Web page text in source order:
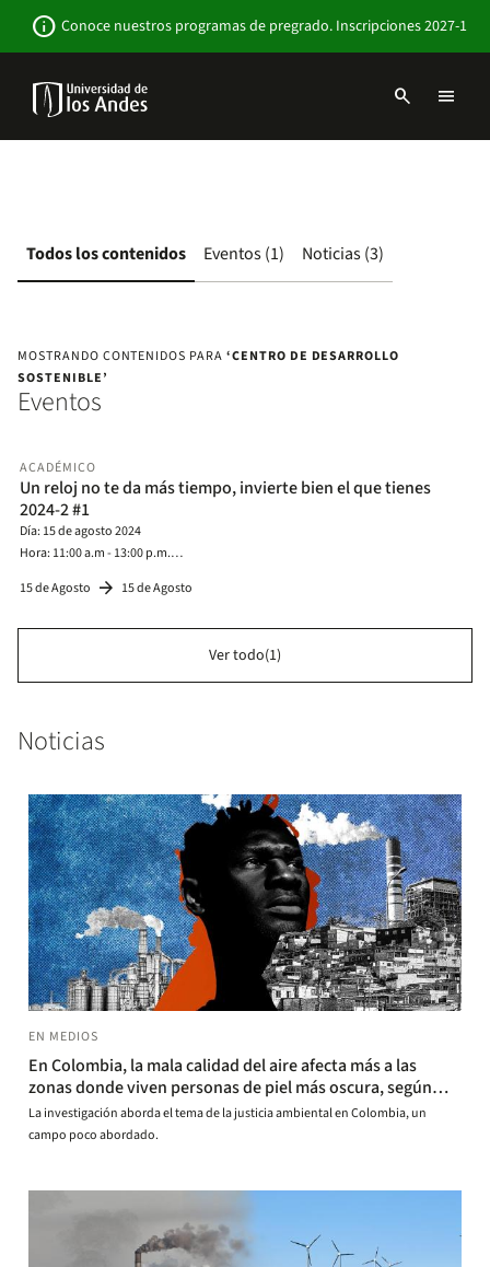
contenido
info Conoce nuestros programas de pregrado. Inscripciones 2027-1
Navbar
search menu
Todos los contenidos Eventos (1) Noticias (3)
MOSTRANDO CONTENIDOS PARA ‘CENTRO DE DESARROLLO
SOSTENIBLE’
Eventos
ACADÉMICO
Un reloj no te da más tiempo, invierte bien el que tienes
2024-2 #1
Día: 15 de agosto 2024
Hora: 11:00 a.m - 13:00 p.m.
15 de Agosto arrow_forward 15 de Agosto
Ver todo(1)
Noticias
EN MEDIOS
En Colombia, la mala calidad del aire afecta más a las
zonas donde viven personas de piel más oscura, según
estudio
La investigación aborda el tema de la justicia ambiental en Colombia, un
campo poco abordado.